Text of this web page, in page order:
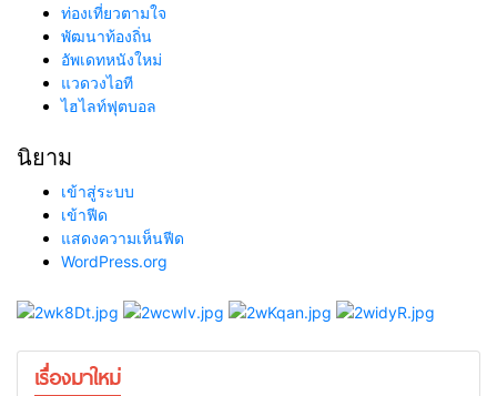
ท่องเที่ยวตามใจ
พัฒนาท้องถิ่น
อัพเดทหนังใหม่
แวดวงไอที
ไฮไลท์ฟุตบอล
นิยาม
เข้าสู่ระบบ
เข้าฟีด
แสดงความเห็นฟีด
WordPress.org
เรื่องมาใหม่